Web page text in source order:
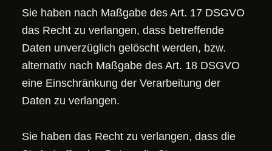
Sie haben nach Maßgabe des Art. 17 DSGVO
das Recht zu verlangen, dass betreffende
Daten unverzüglich gelöscht werden, bzw.
alternativ nach Maßgabe des Art. 18 DSGVO
eine Einschränkung der Verarbeitung der
Daten zu verlangen.
Sie haben das Recht zu verlangen, dass die